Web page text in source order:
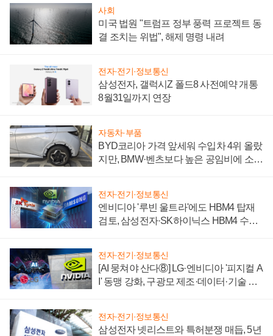
사회
미국 법원 "트럼프 정부 풍력 프로젝트 동
결 조치는 위법", 해제 명령 내려
전자·전기·정보통신
삼성전자, 갤럭시Z 폴드8 사전예약 개통
8월31일까지 연장
자동차·부품
BYD코리아 가격 앞세워 수입차 4위 올랐
지만, BMW·벤츠보다 높은 공임비에 소비
전자·전기·정보통신
엔비디아 '루빈 울트라'에도 HBM4 탑재
검토, 삼성전자·SK하이닉스 HBM4 수율
전자·전기·정보통신
[AI 뭉쳐야 산다⑧] LG·엔비디아 '피지컬 A
I' 동맹 강화, 구광모 제조·데이터·기술 결
전자·전기·정보통신
삼성전자 넷리스트와 특허분쟁 매듭, 5년